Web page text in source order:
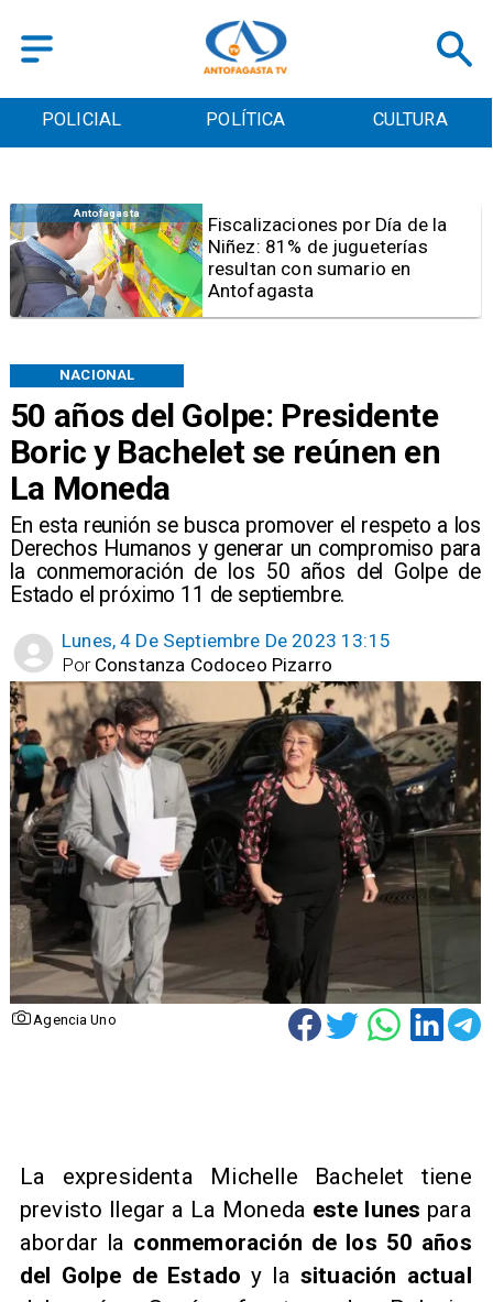
POLICIAL POLÍTICA CULTURA
50 años del Golpe: Presidente
Boric y Bachelet se reúnen en
La Moneda
En esta reunión se busca promover el respeto a los
Derechos Humanos y generar un compromiso para
la conmemoración de los 50 años del Golpe de
Estado el próximo 11 de septiembre.
NACIONAL
Lunes, 4 De Septiembre De 2023 13:15
Constanza Codoceo Pizarro
Por
Agencia Uno
Antofagasta
Tribunal frena opción de pena
mixta para Karen Rojo por ahora
La expresidenta Michelle Bachelet tiene
previsto llegar a La Moneda este lunes para
abordar la conmemoración de los 50 años
del Golpe de Estado y la situación actual